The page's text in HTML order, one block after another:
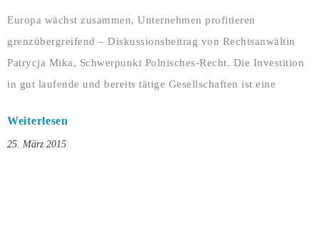
Europa wächst zusammen, Unternehmen profitieren
grenzübergreifend – Diskussionsbeitrag von Rechtsanwältin
Patrycja Mika, Schwerpunkt Polnisches-Recht. Die Investition
in gut laufende und bereits tätige Gesellschaften ist eine
Weiterlesen
25. März 2015